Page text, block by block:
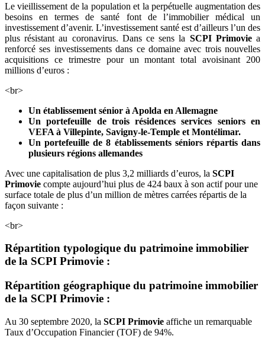
Le vieillissement de la population et la perpétuelle augmentation des
besoins en termes de santé font de l’immobilier médical un
investissement d’avenir. L’investissement santé est d’ailleurs l’un des
plus résistant au coronavirus. Dans ce sens la SCPI Primoviea
renforcé ses investissements dans ce domaine avec trois nouvelles
acquisitions ce trimestre pour un montant total avoisinant 200
millions d’euros :
<br>
Un établissement sénior à Apolda en Allemagne
Un portefeuille de trois résidences services seniors en
VEFA à Villepinte, Savigny-le-Temple et Montélimar.
Un portefeuille de 8 établissements séniors répartis dans
plusieurs régions allemandes
Avec une capitalisation de plus 3,2 milliards d’euros, la SCPI
Primovie compte aujourd’hui plus de 424 baux à son actif pour une
surface totale de plus d’un million de mètres carrées répartis de la
façon suivante :
<br>
Répartition typologique du patrimoine immobilier
de la SCPI Primovie :
Répartition géographique du patrimoine immobilier
de la SCPI Primovie :
Au 30 septembre 2020, la SCPI Primovie affiche un remarquable
Taux d’Occupation Financier (TOF) de 94%.